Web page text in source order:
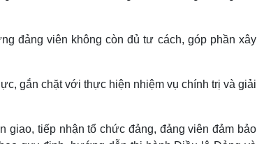
đảng viên không còn đủ tư cách, góp phần xây
gắn chặt với thực hiện nhiệm vụ chính trị và giải
giao, tiếp nhận tổ chức đảng, đảng viên đảm bảo